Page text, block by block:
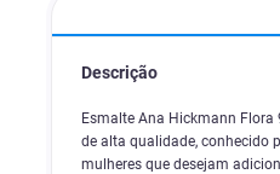
Descrição
Esmalte Ana Hickmann
de alta qualidade, conhecido
mulheres que desejam